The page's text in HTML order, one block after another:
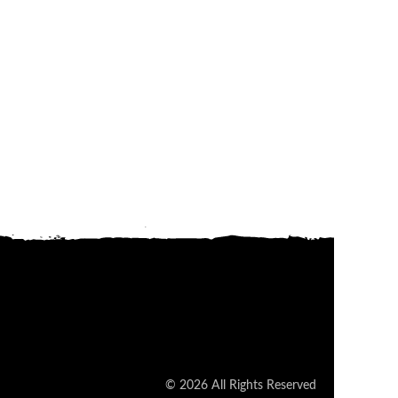
© 2026 All Rights Reserved